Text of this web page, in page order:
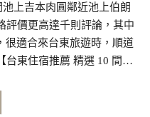
上吉本肉圓鄰近池上伯朗
評價更高達千則評論，其中
很適合來台東旅遊時，順道
東住宿推薦 精選 10 間…